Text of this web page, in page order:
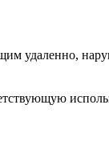
удаленно,